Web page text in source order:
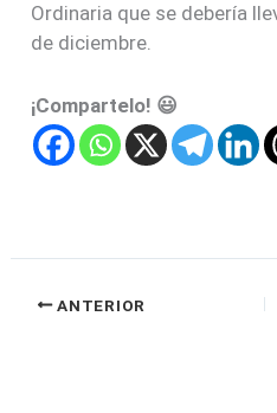
Ordinaria que se debería
de diciembre.
¡Compartelo! 😃
ANTERIOR